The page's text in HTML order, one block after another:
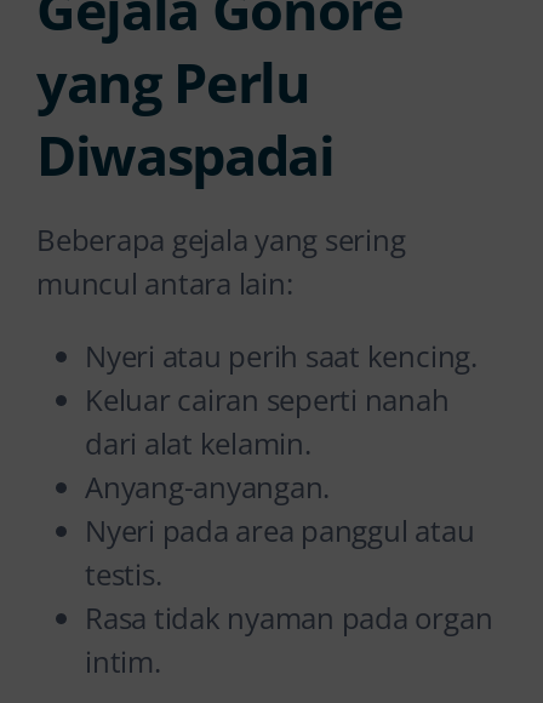
yang Perlu
Diwaspadai
Beberapa gejala yang sering
muncul antara lain:
Nyeri atau perih saat kencing.
Keluar cairan seperti nanah
dari alat kelamin.
Anyang-anyangan.
Nyeri pada area panggul atau
testis.
Rasa tidak nyaman pada organ
intim.